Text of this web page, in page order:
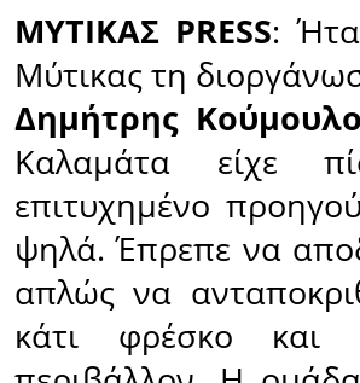
ΜΥΤΙΚΑΣ PRESS:
Μύτικας τη
Δημήτρης
Καλαμάτα είχε
επιτυχημένο
ψηλά. Έπρεπε να
απλώς να
κάτι φρέσκο και